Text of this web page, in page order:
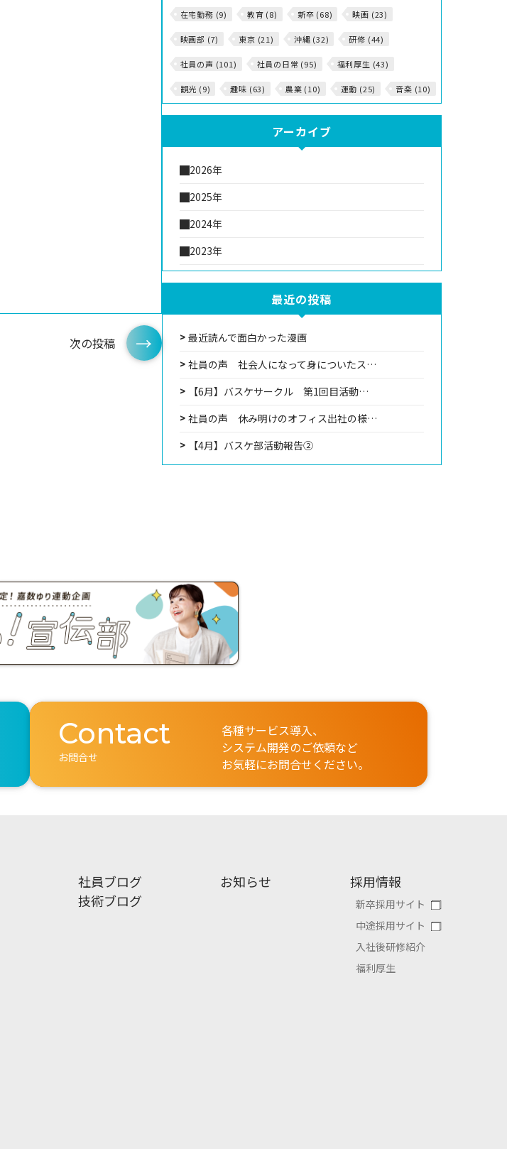
次の投稿
在宅勤務 (9) 教育 (8) 新卒 (68) 映画 (23)
映画部 (7) 東京 (21) 沖縄 (32) 研修 (44)
社員の声 (101) 社員の日常 (95) 福利厚生 (43)
観光 (9) 趣味 (63) 農業 (10) 運動 (25) 音楽 (10)
アーカイブ
2026年
2025年
2024年
2023年
最近の投稿
最近読んで面白かった漫画
社員の声 社会人になって身についたス…
【6月】バスケサークル 第1回目活動…
社員の声 休み明けのオフィス出社の様…
【4月】バスケ部活動報告②
Contact
お問合せ
各種サービス導入、
システム開発のご依頼など
お気軽にお問合せください。
社員ブログ
技術ブログ
お知らせ 採用情報
新卒採用サイト
中途採用サイト
入社後研修紹介
福利厚生